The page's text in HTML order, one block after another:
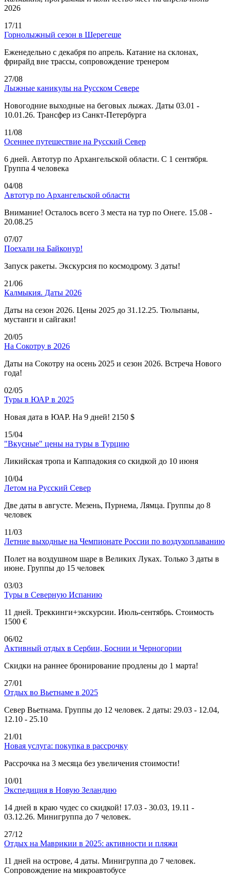
2026
17/11
Горнолыжный сезон в Шерегеше
Еженедельно с декабря по апрель. Катание на склонах,
фрирайд вне трассы, сопровождение тренером
27/08
Лыжные каникулы на Русском Севере
Новогодние выходные на беговых лыжах. Даты 03.01 -
10.01.26. Трансфер из Санкт-Петербурга
11/08
Осеннее путешествие на Русский Север
6 дней. Автотур по Архангельской области. С 1 сентября.
Группа 4 человека
04/08
Автотур по Архангельской области
Внимание! Осталось всего 3 места на тур по Онеге. 15.08 -
20.08.25
07/07
Поехали на Байконур!
Запуск ракеты. Экскурсия по космодрому. 3 даты!
21/06
Калмыкия. Даты 2026
Даты на сезон 2026. Цены 2025 до 31.12.25. Тюльпаны,
мустанги и сайгаки!
20/05
На Сокотру в 2026
Даты на Сокотру на осень 2025 и сезон 2026. Встреча Нового
года!
02/05
Туры в ЮАР в 2025
Новая дата в ЮАР. На 9 дней! 2150 $
15/04
"Вкусные" цены на туры в Турцию
Ликийская тропа и Каппадокия со скидкой до 10 июня
10/04
Летом на Русский Север
Две даты в августе. Мезень, Пурнема, Лямца. Группы до 8
человек
11/03
Летние выходные на Чемпионате России по воздухоплаванию
Полет на воздушном шаре в Великих Луках. Только 3 даты в
июне. Группы до 15 человек
03/03
Туры в Северную Испанию
11 дней. Треккинги+экскурсии. Июль-сентябрь. Стоимость
1500 €
06/02
Активный отдых в Сербии, Боснии и Черногории
Скидки на раннее бронирование продлены до 1 марта!
27/01
Отдых во Вьетнаме в 2025
Север Вьетнама. Группы до 12 человек. 2 даты: 29.03 - 12.04,
12.10 - 25.10
21/01
Новая услуга: покупка в рассрочку
Рассрочка на 3 месяца без увеличения стоимости!
10/01
Экспедиция в Новую Зеландию
14 дней в краю чудес со скидкой! 17.03 - 30.03, 19.11 -
03.12.26. Минигруппа до 7 человек.
27/12
Отдых на Маврикии в 2025: активности и пляжи
11 дней на острове, 4 даты. Минигруппа до 7 человек.
Сопровождение на микроавтобусе